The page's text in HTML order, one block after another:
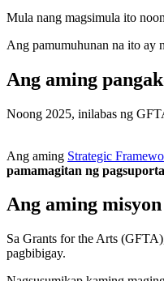
Mula nang magsimula ito
Ang pamumuhunan na ito ay
Ang aming
Noong 2025, inilabas ng
Ang aming Strategic
pamamagitan ng
Ang aming misyon
Sa Grants for the Arts
pagbibigay.